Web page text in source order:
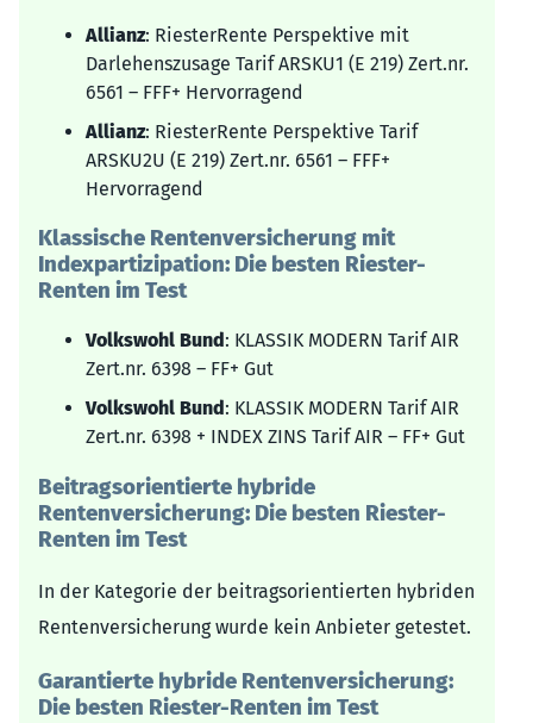
Allianz: RiesterRente Perspektive mit
Darlehenszusage Tarif ARSKU1 (E 219) Zert.nr.
6561 – FFF+ Hervorragend
Allianz: RiesterRente Perspektive Tarif
ARSKU2U (E 219) Zert.nr. 6561 – FFF+
Hervorragend
Klassische Rentenversicherung mit
Indexpartizipation: Die besten Riester-
Renten im Test
Volkswohl Bund: KLASSIK MODERN Tarif AIR
Zert.nr. 6398 – FF+ Gut
Volkswohl Bund: KLASSIK MODERN Tarif AIR
Zert.nr. 6398 + INDEX ZINS Tarif AIR – FF+ Gut
Beitragsorientierte hybride
Rentenversicherung: Die besten Riester-
Renten im Test
In der Kategorie der beitragsorientierten hybriden
Rentenversicherung wurde kein Anbieter getestet.
Garantierte hybride Rentenversicherung:
Die besten Riester-Renten im Test